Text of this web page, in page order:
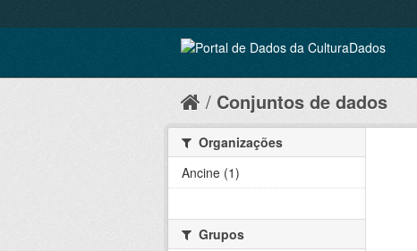
Conjuntos de dados
Organizações
Ancine (1)
Grupos